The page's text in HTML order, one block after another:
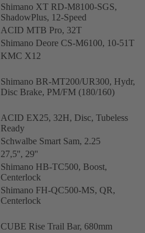
Shimano XT RD-M8100-SGS,
ShadowPlus, 12-Speed
ACID MTB Pro, 32T
Shimano Deore CS-M6100, 10-51T
KMC X12
Shimano BR-MT200/UR300, Hydr,
Disc Brake, PM/FM (180/160)
ACID EX25, 32H, Disc, Tubeless
Ready
Schwalbe Smart Sam, 2.25
27,5'', 29''
Shimano HB-TC500, Boost,
Centerlock
Shimano FH-QC500-MS, QR,
Centerlock
CUBE Rise Trail Bar, 680mm